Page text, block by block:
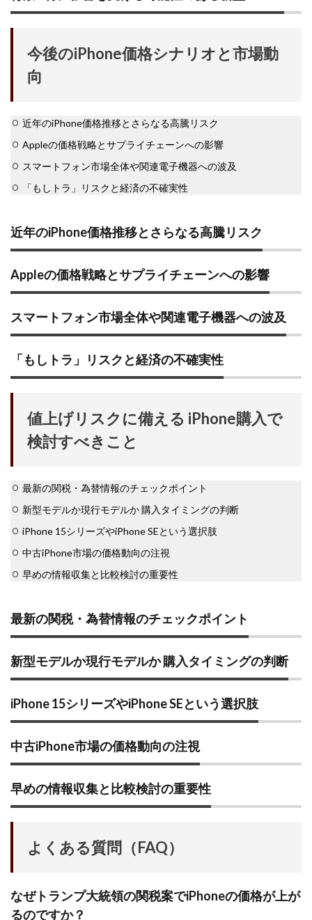
今後のiPhone価格シナリオと市場動
向
近年のiPhone価格推移とさらなる高騰リスク
Appleの価格戦略とサプライチェーンへの影響
スマートフォン市場全体や関連電子機器への波及
「もしトラ」リスクと経済の不確実性
近年のiPhone価格推移とさらなる高騰リスク
Appleの価格戦略とサプライチェーンへの影響
スマートフォン市場全体や関連電子機器への波及
「もしトラ」リスクと経済の不確実性
値上げリスクに備える iPhone購入で
検討すべきこと
最新の関税・為替情報のチェックポイント
新型モデルか現行モデルか 購入タイミングの判断
iPhone 15シリーズやiPhone SEという選択肢
中古iPhone市場の価格動向の注視
早めの情報収集と比較検討の重要性
最新の関税・為替情報のチェックポイント
新型モデルか現行モデルか 購入タイミングの判断
iPhone 15シリーズやiPhone SEという選択肢
中古iPhone市場の価格動向の注視
早めの情報収集と比較検討の重要性
よくある質問（FAQ）
なぜトランプ大統領の関税案でiPhoneの価格が上が
るのですか？